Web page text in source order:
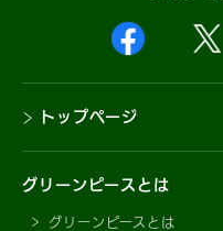
トップページ
グリーンピースとは
グリーンピースとは